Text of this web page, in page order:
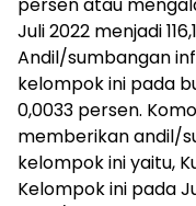
Juli 2022 menjadi
Andil/sumbangan
kelompok ini pada
0,0033 persen.
memberikan andil/
kelompok ini yaitu,
Kelompok ini pada